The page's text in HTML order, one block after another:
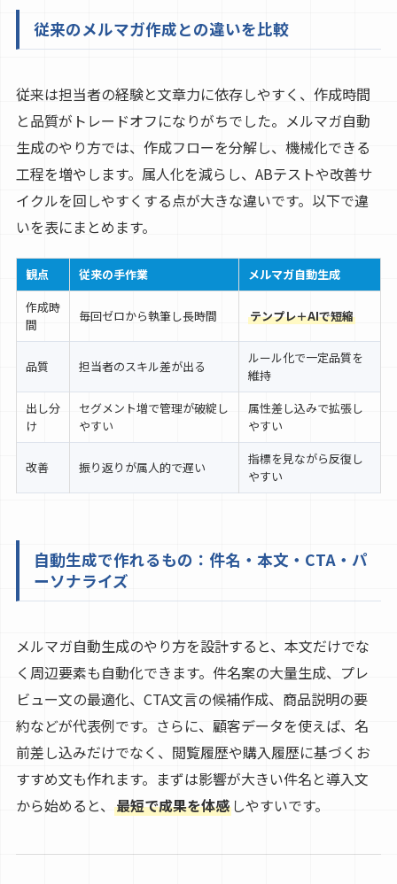
従来のメルマガ作成との違いを比較
従来は担当者の経験と文章力に依存しやすく、作成時間
と品質がトレードオフになりがちでした。メルマガ自動
生成のやり方では、作成フローを分解し、機械化できる
工程を増やします。属人化を減らし、ABテストや改善サ
イクルを回しやすくする点が大きな違いです。以下で違
いを表にまとめます。
観点 従来の手作業
メルマガ自動生成
作成時
間
毎回ゼロから執筆し長時間 テンプレ＋AIで短縮
品質 担当者のスキル差が出る
ルール化で一定品質を
維持
出し分
け
セグメント増で管理が破綻し
やすい
属性差し込みで拡張し
やすい
改善 振り返りが属人的で遅い
指標を見ながら反復し
やすい
自動生成で作れるもの：件名・本文・CTA・パ
ーソナライズ
メルマガ自動生成のやり方を設計すると、本文だけでな
く周辺要素も自動化できます。件名案の大量生成、プレ
ビュー文の最適化、CTA文言の候補作成、商品説明の要
約などが代表例です。さらに、顧客データを使えば、名
前差し込みだけでなく、閲覧履歴や購入履歴に基づくお
すすめ文も作れます。まずは影響が大きい件名と導入文
から始めると、 最短で成果を体感しやすいです。